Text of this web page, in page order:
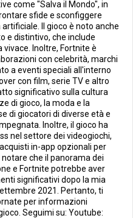
come "Salva il Mondo", in
sfide e sconfiggere
Il gioco è noto anche
e distintivo, che include
Inoltre, Fortnite è
con celebrità, marchi
a eventi speciali all'interno
con film, serie TV e altro
significativo sulla cultura
di gioco, la moda e la
di giocatori di diverse età e
Inoltre, il gioco ha
nel settore dei videogiochi,
in-app opzionali per
che il panorama dei
e Fortnite potrebbe aver
significativi dopo la mia
2021. Pertanto, ti
per informazioni
Seguimi su: Youtube: